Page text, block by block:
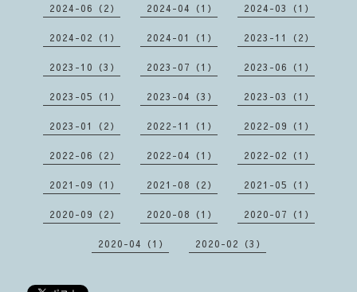
2024-06（2） 2024-04（1） 2024-03（1）
2024-02（1） 2024-01（1） 2023-11（2）
2023-10（3） 2023-07（1） 2023-06（1）
2023-05（1） 2023-04（3） 2023-03（1）
2023-01（2） 2022-11（1） 2022-09（1）
2022-06（2） 2022-04（1） 2022-02（1）
2021-09（1） 2021-08（2） 2021-05（1）
2020-09（2） 2020-08（1） 2020-07（1）
2020-04（1） 2020-02（3）